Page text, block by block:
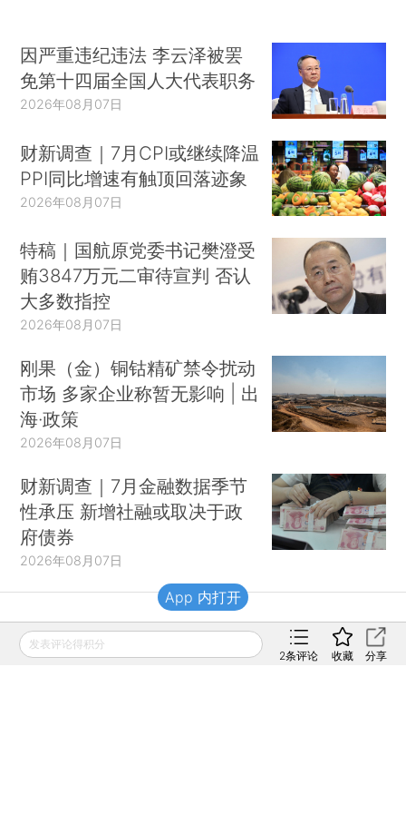
因严重违纪违法 李云泽被罢
免第十四届全国人大代表职务
2026年08月07日
财新调查｜7月CPI或继续降温
PPI同比增速有触顶回落迹象
2026年08月07日
特稿｜国航原党委书记樊澄受
贿3847万元二审待宣判 否认
大多数指控
2026年08月07日
刚果（金）铜钴精矿禁令扰动
市场 多家企业称暂无影响 | 出
海·政策
2026年08月07日
财新调查｜7月金融数据季节
性承压 新增社融或取决于政
府债券
2026年08月07日
财新移动
发表评论得积分
2条评论 收藏 分享
App 内打开